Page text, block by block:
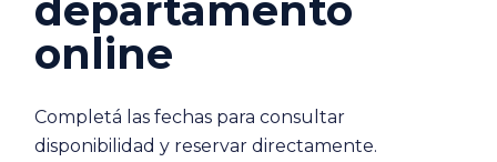
departamento
online
Completá las fechas para consultar
disponibilidad y reservar directamente.